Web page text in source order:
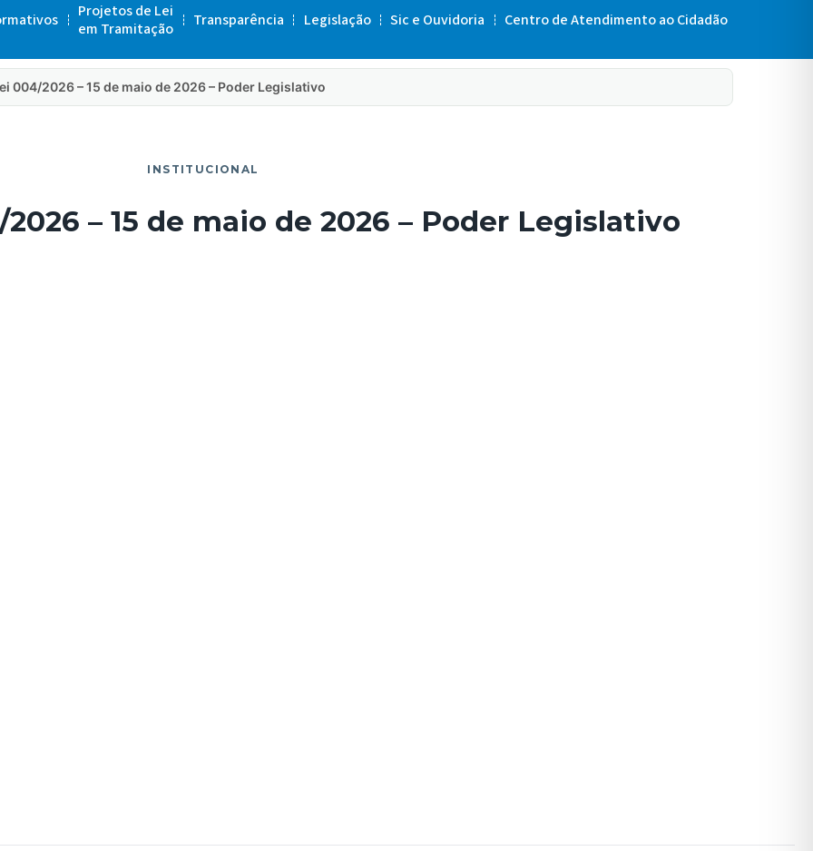
Projetos de Lei
em Tramitação
Transparência Legislação Sic e Ouvidoria Centro de Atendimento ao Cidadão
004/2026 – 15 de maio de 2026 – Poder Legislativo
INSTITUCIONAL
– 15 de maio de 2026 – Poder Legislativo